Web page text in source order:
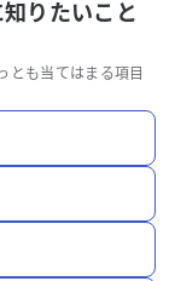
りたいこと
とも当てはまる項目